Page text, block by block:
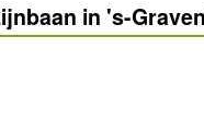
in 's-